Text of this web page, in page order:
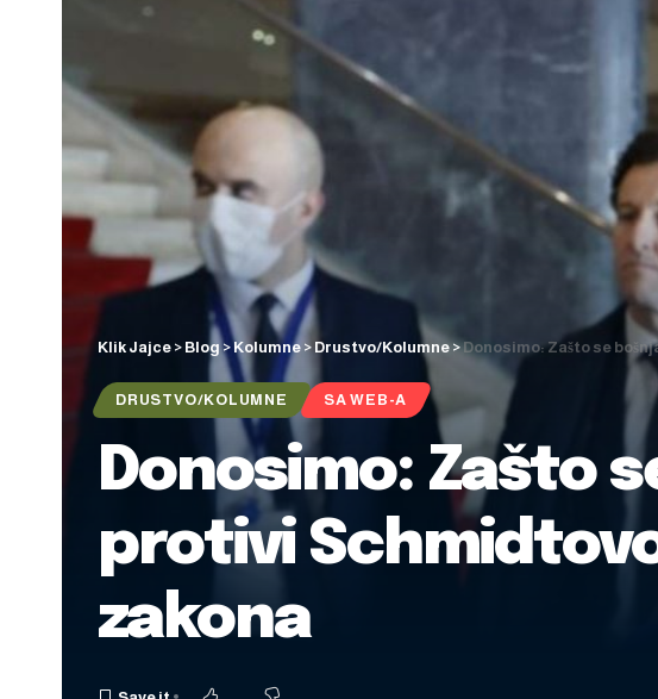
Klik Jajce > Blog>Kolumne > Drustvo/Kolumne>Donosimo: Zašto se
DRUSTVO/KOLUMNE SA WEB-A
Donosimo: Zašto
protivi
zakona